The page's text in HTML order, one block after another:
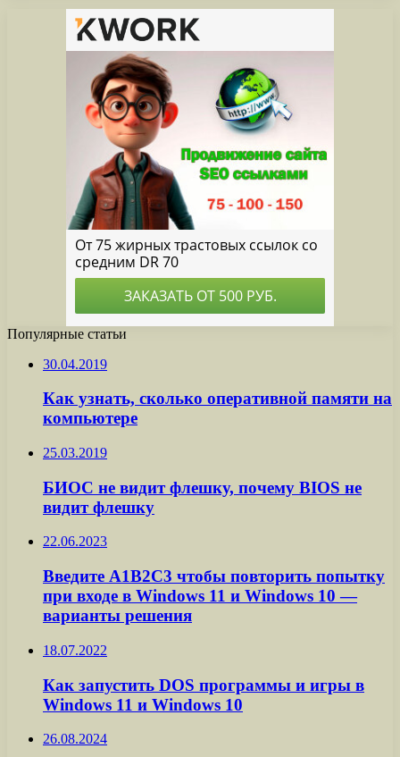
Популярные статьи
30.04.2019
Как узнать, сколько оперативной памяти на
компьютере
25.03.2019
БИОС не видит флешку, почему BIOS не
видит флешку
22.06.2023
Введите A1B2C3 чтобы повторить попытку
при входе в Windows 11 и Windows 10 —
варианты решения
18.07.2022
Как запустить DOS программы и игры в
Windows 11 и Windows 10
26.08.2024